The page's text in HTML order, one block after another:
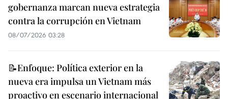
gobernanza marcan nueva estrategia
contra la corrupción en Vietnam
08/07/2026 03:28
📝Enfoque: Política exterior en la
nueva era impulsa un Vietnam más
proactivo en escenario internacional